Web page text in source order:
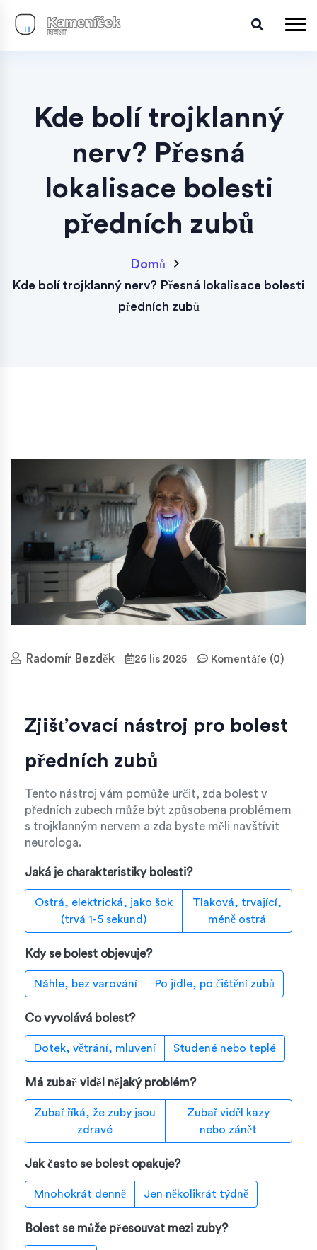
Kde bolí trojklanný
nerv? Přesná
lokalisace bolesti
předních zubů
Domů
Kde bolí trojklanný nerv? Přesná lokalisace bolesti
předních zubů
Radomír Bezděk 26 lis 2025 Komentáře (0)
Zjišťovací nástroj pro bolest
předních zubů
Tento nástroj vám pomůže určit, zda bolest v
předních zubech může být způsobena problémem
s trojklanným nervem a zda byste měli navštívit
neurologa.
Jaká je charakteristiky bolesti?
Ostrá, elektrická, jako šok
(trvá 1-5 sekund)
Tlaková, trvající,
méně ostrá
Kdy se bolest objevuje?
Náhle, bez varování Po jídle, po čištění zubů
Co vyvolává bolest?
Dotek, větrání, mluvení Studené nebo teplé
Má zubař viděl nějaký problém?
Zubař říká, že zuby jsou
zdravé
Zubař viděl kazy
nebo zánět
Jak často se bolest opakuje?
Mnohokrát denně Jen několikrát týdně
Bolest se může přesouvat mezi zuby?